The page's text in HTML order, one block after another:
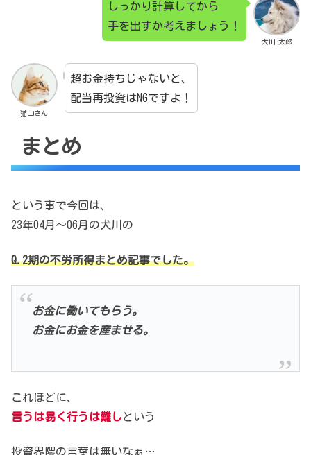
犬川P太郎
しっかり計算してから
手を出すか考えましょう！
猫山さん
超お金持ちじゃないと、
配当再投資はNGですよ！
まとめ
という事で今回は、
23年04月～06月の犬川の
Q.2期の不労所得まとめ記事でした。
お金に働いてもらう。
お金にお金を産ませる。
これほどに、
言うは易く行うは難しという
投資界隈の言葉は無いなぁ…